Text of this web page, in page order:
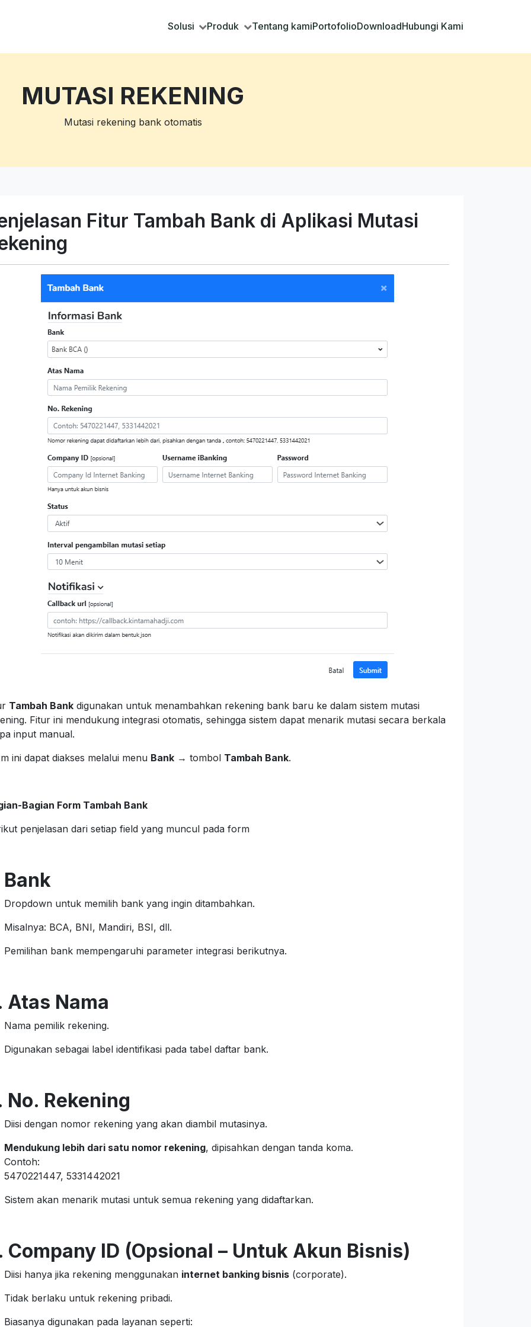
Solusi Produk Tentang kamiPortofolioDownloadHubungi Kami
MUTASI REKENING
Mutasi rekening bank otomatis
Fitur Tambah Bank di Aplikasi Mutasi
Tambah Bank digunakan untuk menambahkan rekening bank baru ke dalam sistem mutasi
Fitur ini mendukung integrasi otomatis, sehingga sistem dapat menarik mutasi secara berkala
input manual.
ini dapat diakses melalui menu Bank → tombol Tambah Bank.
Bagian Form Tambah Bank
penjelasan dari setiap field yang muncul pada form
Bank
Dropdown untuk memilih bank yang ingin ditambahkan.
Misalnya: BCA, BNI, Mandiri, BSI, dll.
Pemilihan bank mempengaruhi parameter integrasi berikutnya.
Atas Nama
Nama pemilik rekening.
Digunakan sebagai label identifikasi pada tabel daftar bank.
No. Rekening
Diisi dengan nomor rekening yang akan diambil mutasinya.
Mendukung lebih dari satu nomor rekening, dipisahkan dengan tanda koma.
Contoh:
5470221447, 5331442021
Sistem akan menarik mutasi untuk semua rekening yang didaftarkan.
Company ID (Opsional – Untuk Akun Bisnis)
Diisi hanya jika rekening menggunakan internet banking bisnis (corporate).
Tidak berlaku untuk rekening pribadi.
Biasanya digunakan pada layanan seperti: